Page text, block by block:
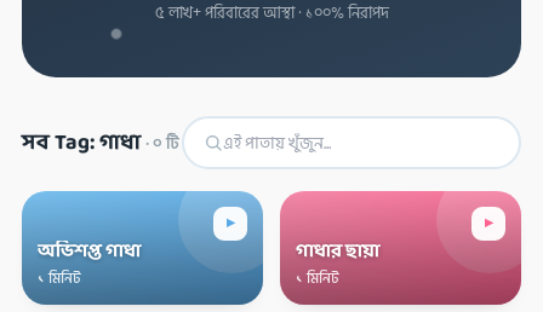
৫ লাখ+ পরিবারের আস্থা · ১০০% নিরাপদ
সব Tag: গাধা·০টি
▸
অভিশপ্ত গাধা
১ মিনিট
▸
গাধার ছায়া
১ মিনিট